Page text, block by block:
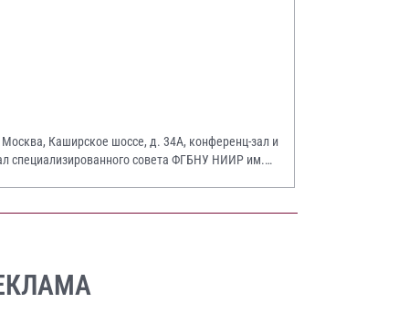
Москва, Каширское шоссе, д. 34А, конференц-зал и
специализированного совета ФГБНУ НИИР им.